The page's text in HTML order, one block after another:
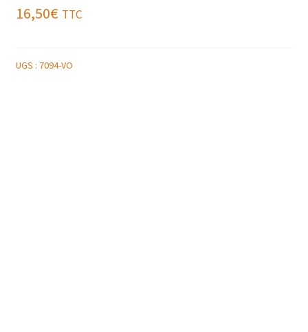
16,50€ TTC
UGS : 7094-VO